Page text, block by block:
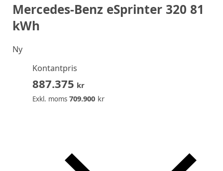
Mercedes-Benz eSprinter 320 81
kWh
Ny
Kontantpris
887.375 kr
Exkl. moms 709.900kr